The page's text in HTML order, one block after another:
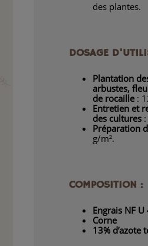
des plantes.
DOSAGE
Plantation
arbustes,
de rocaille:
Entretien et
des cultures
Préparation
g/m².
COMPOSITION :
Engrais NF U
Corne
13% d’azote